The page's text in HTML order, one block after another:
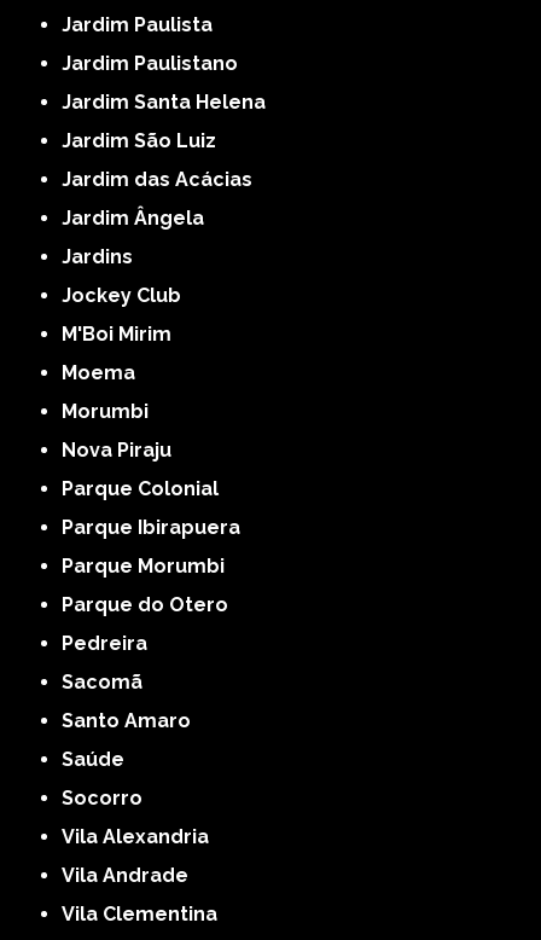
Jardim Paulista
Jardim Paulistano
Jardim Santa Helena
Jardim São Luiz
Jardim das Acácias
Jardim Ângela
Jardins
Jockey Club
M'Boi Mirim
Moema
Morumbi
Nova Piraju
Parque Colonial
Parque Ibirapuera
Parque Morumbi
Parque do Otero
Pedreira
Sacomã
Santo Amaro
Saúde
Socorro
Vila Alexandria
Vila Andrade
Vila Clementina